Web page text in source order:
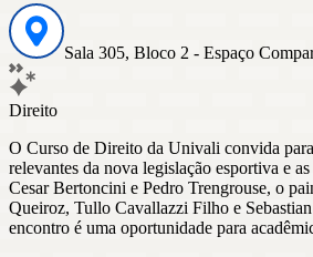
Sala 305, Bloco 2 - Espaço
Direito
O Curso de Direito da Univali convida
relevantes da nova legislação esportiva e
Cesar Bertoncini e Pedro Trengrouse, o
Queiroz, Tullo Cavallazzi Filho e
encontro é uma oportunidade para